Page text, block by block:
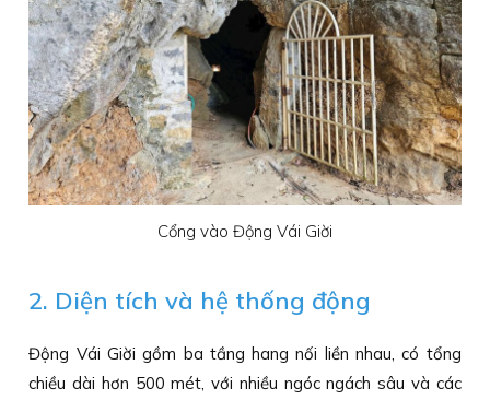
Cổng vào Động Vái Giời
2. Diện tích và hệ thống động
Động Vái Giời gồm ba tầng hang nối liền nhau, có tổng
chiều dài hơn 500 mét, với nhiều ngóc ngách sâu và các